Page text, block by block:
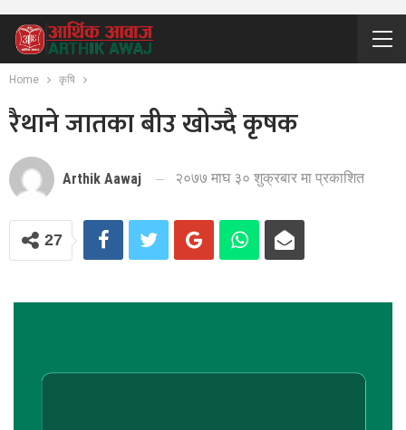
Home कृषि
रैथाने जातका बीउ खोज्दै कृषक
Arthik Aawaj २०७७ माघ ३० शुक्रबार मा प्रकाशित
27